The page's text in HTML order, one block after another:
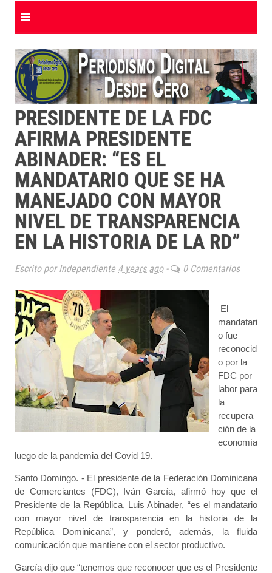
≡
PRESIDENTE DE LA FDC
AFIRMA PRESIDENTE
ABINADER: “ES EL
MANDATARIO QUE SE HA
MANEJADO CON MAYOR
NIVEL DE TRANSPARENCIA
EN LA HISTORIA DE LA RD”
Escrito por Independiente 4 years ago- 0 Comentarios
El
mandatari
o fue
reconocid
o por la
FDC por
labor para
la
recupera
ción de la
economía
luego de la pandemia del Covid 19.
Santo Domingo. - El presidente de la Federación Dominicana
de Comerciantes (FDC), Iván García, afirmó hoy que el
Presidente de la República, Luis Abinader, “es el mandatario
con mayor nivel de transparencia en la historia de la
República Dominicana”, y ponderó, además, la fluida
comunicación que mantiene con el sector productivo.
García dijo que “tenemos que reconocer que es el Presidente